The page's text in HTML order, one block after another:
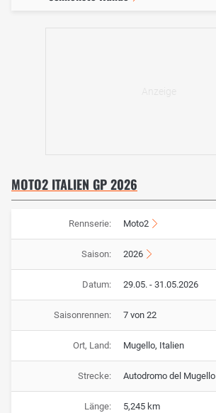
MOTO2 ITALIEN GP 2026
Rennserie: Moto2
Saison: 2026
Datum: 29.05. - 31.05.2026
Saisonrennen: 7 von 22
Ort, Land: Mugello, Italien
Strecke: Autodromo del Mugello
Länge: 5,245 km